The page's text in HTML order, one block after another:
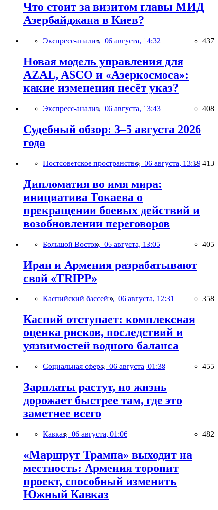
Что стоит за визитом главы МИД
Азербайджана в Киев?
Экспресс-анализ, 06 августа, 14:32 437
Новая модель управления для
AZAL, ASCO и «Азеркосмоса»:
какие изменения несёт указ?
Экспресс-анализ, 06 августа, 13:43 408
Судебный обзор: 3–5 августа 2026
года
Постсоветское пространство, 06 августа, 13:19 413
Дипломатия во имя мира:
инициатива Токаева о
прекращении боевых действий и
возобновлении переговоров
Большой Восток, 06 августа, 13:05 405
Иран и Армения разрабатывают
свой «TRIPP»
Каспийский бассейн, 06 августа, 12:31 358
Каспий отступает: комплексная
оценка рисков, последствий и
уязвимостей водного баланса
Социальная сфера, 06 августа, 01:38 455
Зарплаты растут, но жизнь
дорожает быстрее там, где это
заметнее всего
Кавказ, 06 августа, 01:06 482
«Маршрут Трампа» выходит на
местность: Армения торопит
проект, способный изменить
Южный Кавказ